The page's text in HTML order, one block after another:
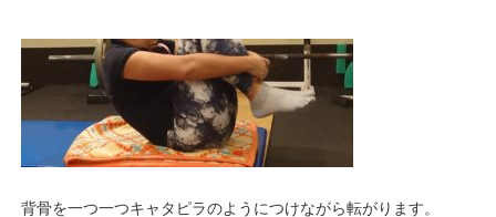
背骨を一つ一つキャタピラのようにつけながら転がります。